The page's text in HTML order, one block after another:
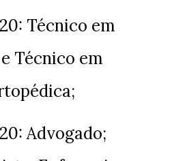
Técnico em
Técnico em
Advogado;